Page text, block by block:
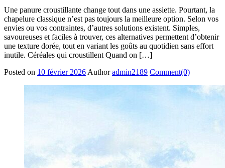
Une panure croustillante change tout dans une assiette. Pourtant, la
chapelure classique n’est pas toujours la meilleure option. Selon vos
envies ou vos contraintes, d’autres solutions existent. Simples,
savoureuses et faciles à trouver, ces alternatives permettent d’obtenir
une texture dorée, tout en variant les goûts au quotidien sans effort
inutile. Céréales qui croustillent Quand on […]
Posted on 10 février 2026 Author admin2189 Comment(0)